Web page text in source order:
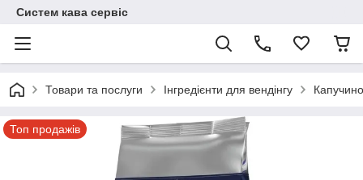
Систем кава сервіс
Товари та послуги Інгредієнти для вендінгу
Топ продажів